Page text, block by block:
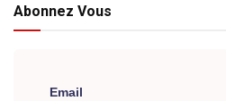
Abonnez Vous
Email